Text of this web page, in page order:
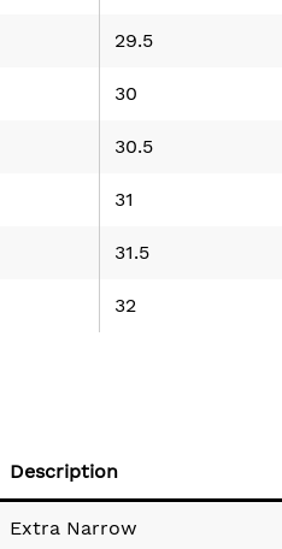
29.5
30
30.5
31
31.5
32
Description
Extra Narrow